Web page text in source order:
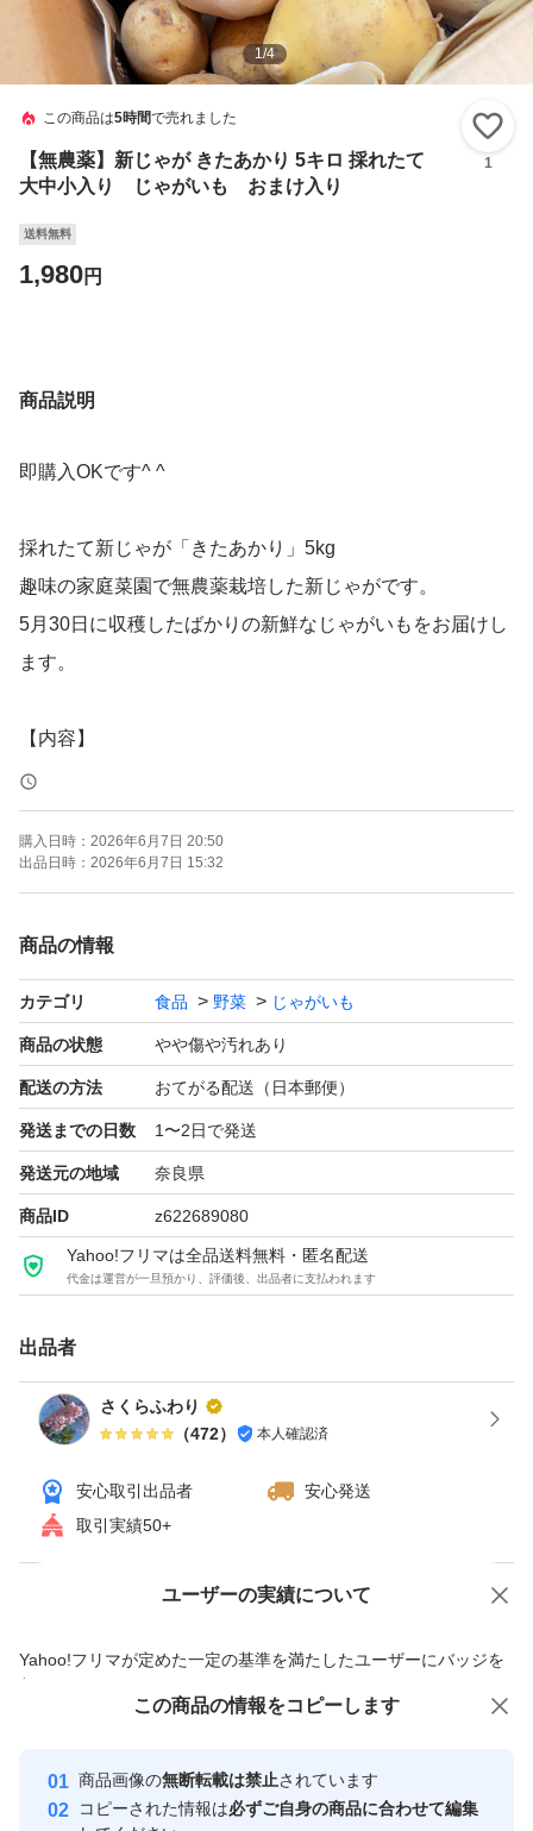
1/4
この商品は5時間で売れました
【無農薬】新じゃが きたあかり 5キロ 採れたて
大中小入り じゃがいも おまけ入り
1
送料無料
1,980円
商品説明
即購入OKです^ ^
採れたて新じゃが「きたあかり」5kg
趣味の家庭菜園で無農薬栽培した新じゃがです。
5月30日に収穫したばかりの新鮮なじゃがいもをお届けし
ます。
【内容】
・きたあかり
・5kg（箱・梱包資材込み）
・サイズ：S〜L程度
・収穫日：5月30日
きたあかりは「じゃがいもの栗」とも呼ばれ、ホクホク感
と甘みが強い人気品種です。
【おすすめ料理】
・じゃがバター
・ポテトサラダ
・コロッケ
・肉じゃが
・ポテトグラタン
新じゃがならではの瑞々しさと甘みをお楽しみいただけま
す。
【保存方法】
新じゃがは水分が多く傷みやすいため、風通しの良い冷暗
収穫後は土を軽く落とした状態で発送いたします。
ご理解いただける方のご購入をお願いいたします。
早速食べてみましたが、とてもみずみずしく美味しかった
購入日時： 2026年6月7日 20:50
出品日時： 2026年6月7日 15:32
商品の情報
カテゴリ 食品 野菜 じゃがいも
商品の状態 やや傷や汚れあり
配送の方法 おてがる配送（日本郵便）
発送までの日数 1〜2日で発送
発送元の地域 奈良県
商品ID z622689080
Yahoo!フリマは全品送料無料・匿名配送
代金は運営が一旦預かり、評価後、出品者に支払われます
出品者
さくらふわり
（472） 本人確認済
安心取引出品者
安心発送
取引実績50+
ユーザーの実績について
Yahoo!フリマが定めた一定の基準を満たしたユーザーにバッジを
付与しています
安心取引出品者
心・安全なユーザーです
価格の相談 商品への質問
この商品の情報をコピーします
商品画像の無断転載は禁止されています
コピーされた情報は必ずご自身の商品に合わせて編集
この商品をみている人にオススメ